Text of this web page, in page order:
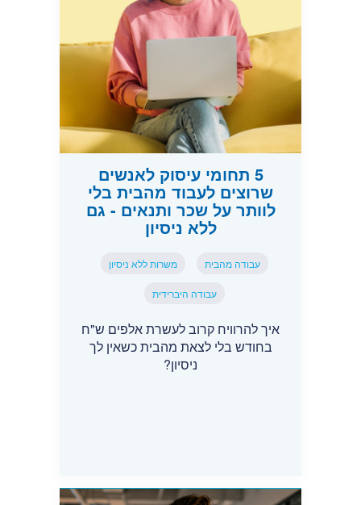
5 תחומי עיסוק לאנשים
שרוצים לעבוד מהבית בלי
לוותר על שכר ותנאים - גם
ללא ניסיון
עבודה מהבית משרות ללא ניסיון
עבודה היברידית
איך להרוויח קרוב לעשרת אלפים ש"ח
בחודש בלי לצאת מהבית כשאין לך
ניסיון?